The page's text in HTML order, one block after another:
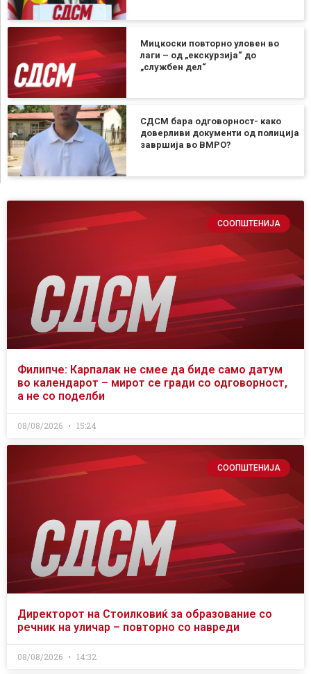
Мицкоски повторно уловен во
лаги – од „екскурзија“ до
„службен дел“
СДСМ бара одговорност- како
доверливи документи од полиција
завршија во ВМРО?
СООПШТЕНИЈА
Филипче: Карпалак не смее да биде само датум
во календарот – мирот се гради со одговорност,
а не со поделби
08/08/2026 15:24
СООПШТЕНИЈА
Директорот на Стоилковиќ за образование со
речник на уличар – повторно со навреди
08/08/2026 14:32